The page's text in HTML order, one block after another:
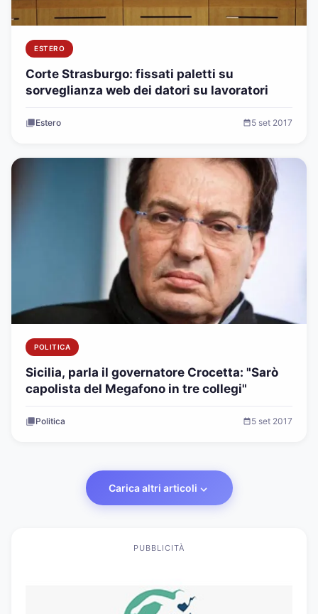
ESTERO
Corte Strasburgo: fissati paletti su
sorveglianza web dei datori su lavoratori
Estero 5 set 2017
POLITICA
Sicilia, parla il governatore Crocetta: "Sarò
capolista del Megafono in tre collegi"
Politica 5 set 2017
Carica altri articoli
PUBBLICITÀ